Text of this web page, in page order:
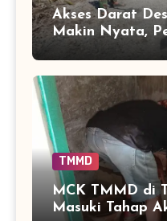
Akses Darat
Makin Nyata,
TMMD Sentuh
TMMD
MCK TMMD di
Masuki Tahap